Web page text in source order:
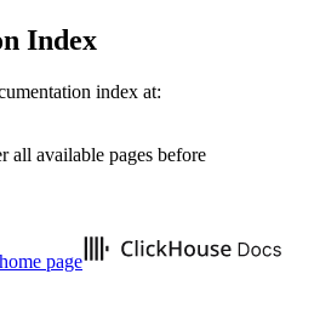
Index
index at:
all available pages before
home page